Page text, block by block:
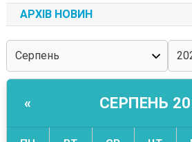
АРХІВ НОВИН
« СЕРПЕНЬ